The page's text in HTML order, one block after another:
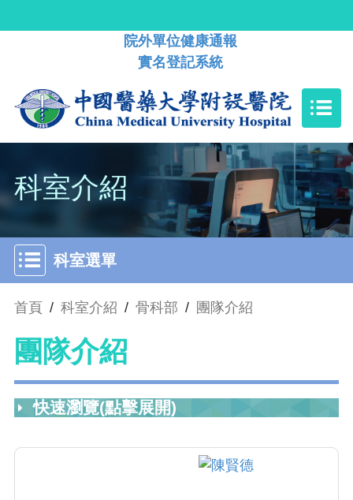
院外單位健康通報
實名登記系統
科室介紹
科室選單
首頁 / 科室介紹 / 骨科部 / 團隊介紹
團隊介紹
快速瀏覽(點擊展開)